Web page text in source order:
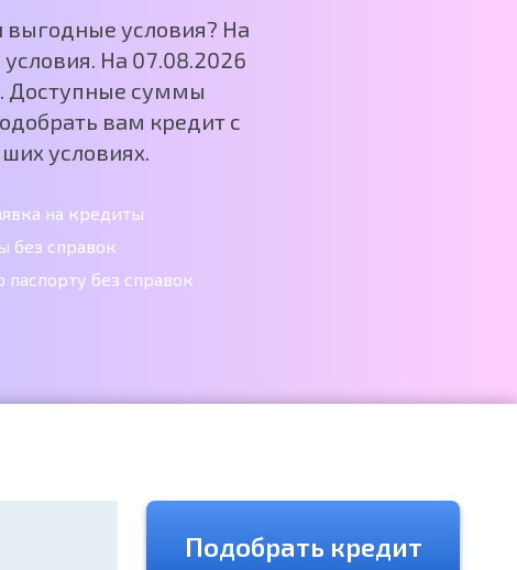
выгодные условия? На
На 07.08.2026
Доступные суммы
вам кредит с
условиях.
на кредиты
без справок
паспорту без справок
Подобрать кредит